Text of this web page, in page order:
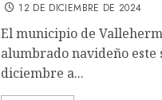
12 DE DICIEMBRE DE 2024
El municipio de
alumbrado navideño este
diciembre a...